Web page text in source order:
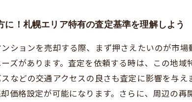
に！札幌エリア特有の査定基準を理解しよう
ションを売却する際、まず押さえたいのが市
ズがあります。査定を依頼する時は、この地
などの交通アクセスの良さも査定に影響を与
価格設定が可能になります。さらに、周辺の